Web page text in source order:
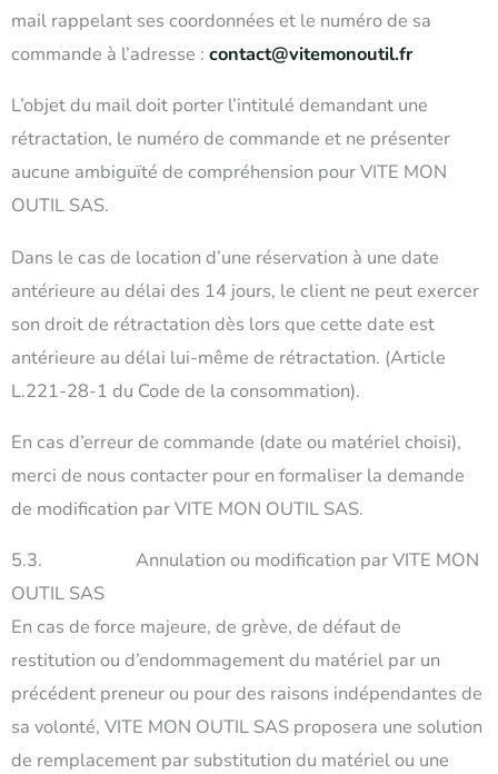
mail rappelant ses coordonnées et le numéro de sa
commande à l’adresse : contact@vitemonoutil.fr
L’objet du mail doit porter l’intitulé demandant une
rétractation, le numéro de commande et ne présenter
aucune ambiguïté de compréhension pour VITE MON
OUTIL SAS.
Dans le cas de location d’une réservation à une date
antérieure au délai des 14 jours, le client ne peut exercer
son droit de rétractation dès lors que cette date est
antérieure au délai lui-même de rétractation. (Article
L.221-28-1 du Code de la consommation).
En cas d’erreur de commande (date ou matériel choisi),
merci de nous contacter pour en formaliser la demande
de modification par VITE MON OUTIL SAS.
5.3. Annulation ou modification par VITE MON
OUTIL SAS
En cas de force majeure, de grève, de défaut de
restitution ou d’endommagement du matériel par un
précédent preneur ou pour des raisons indépendantes de
sa volonté, VITE MON OUTIL SAS proposera une solution
de remplacement par substitution du matériel ou une